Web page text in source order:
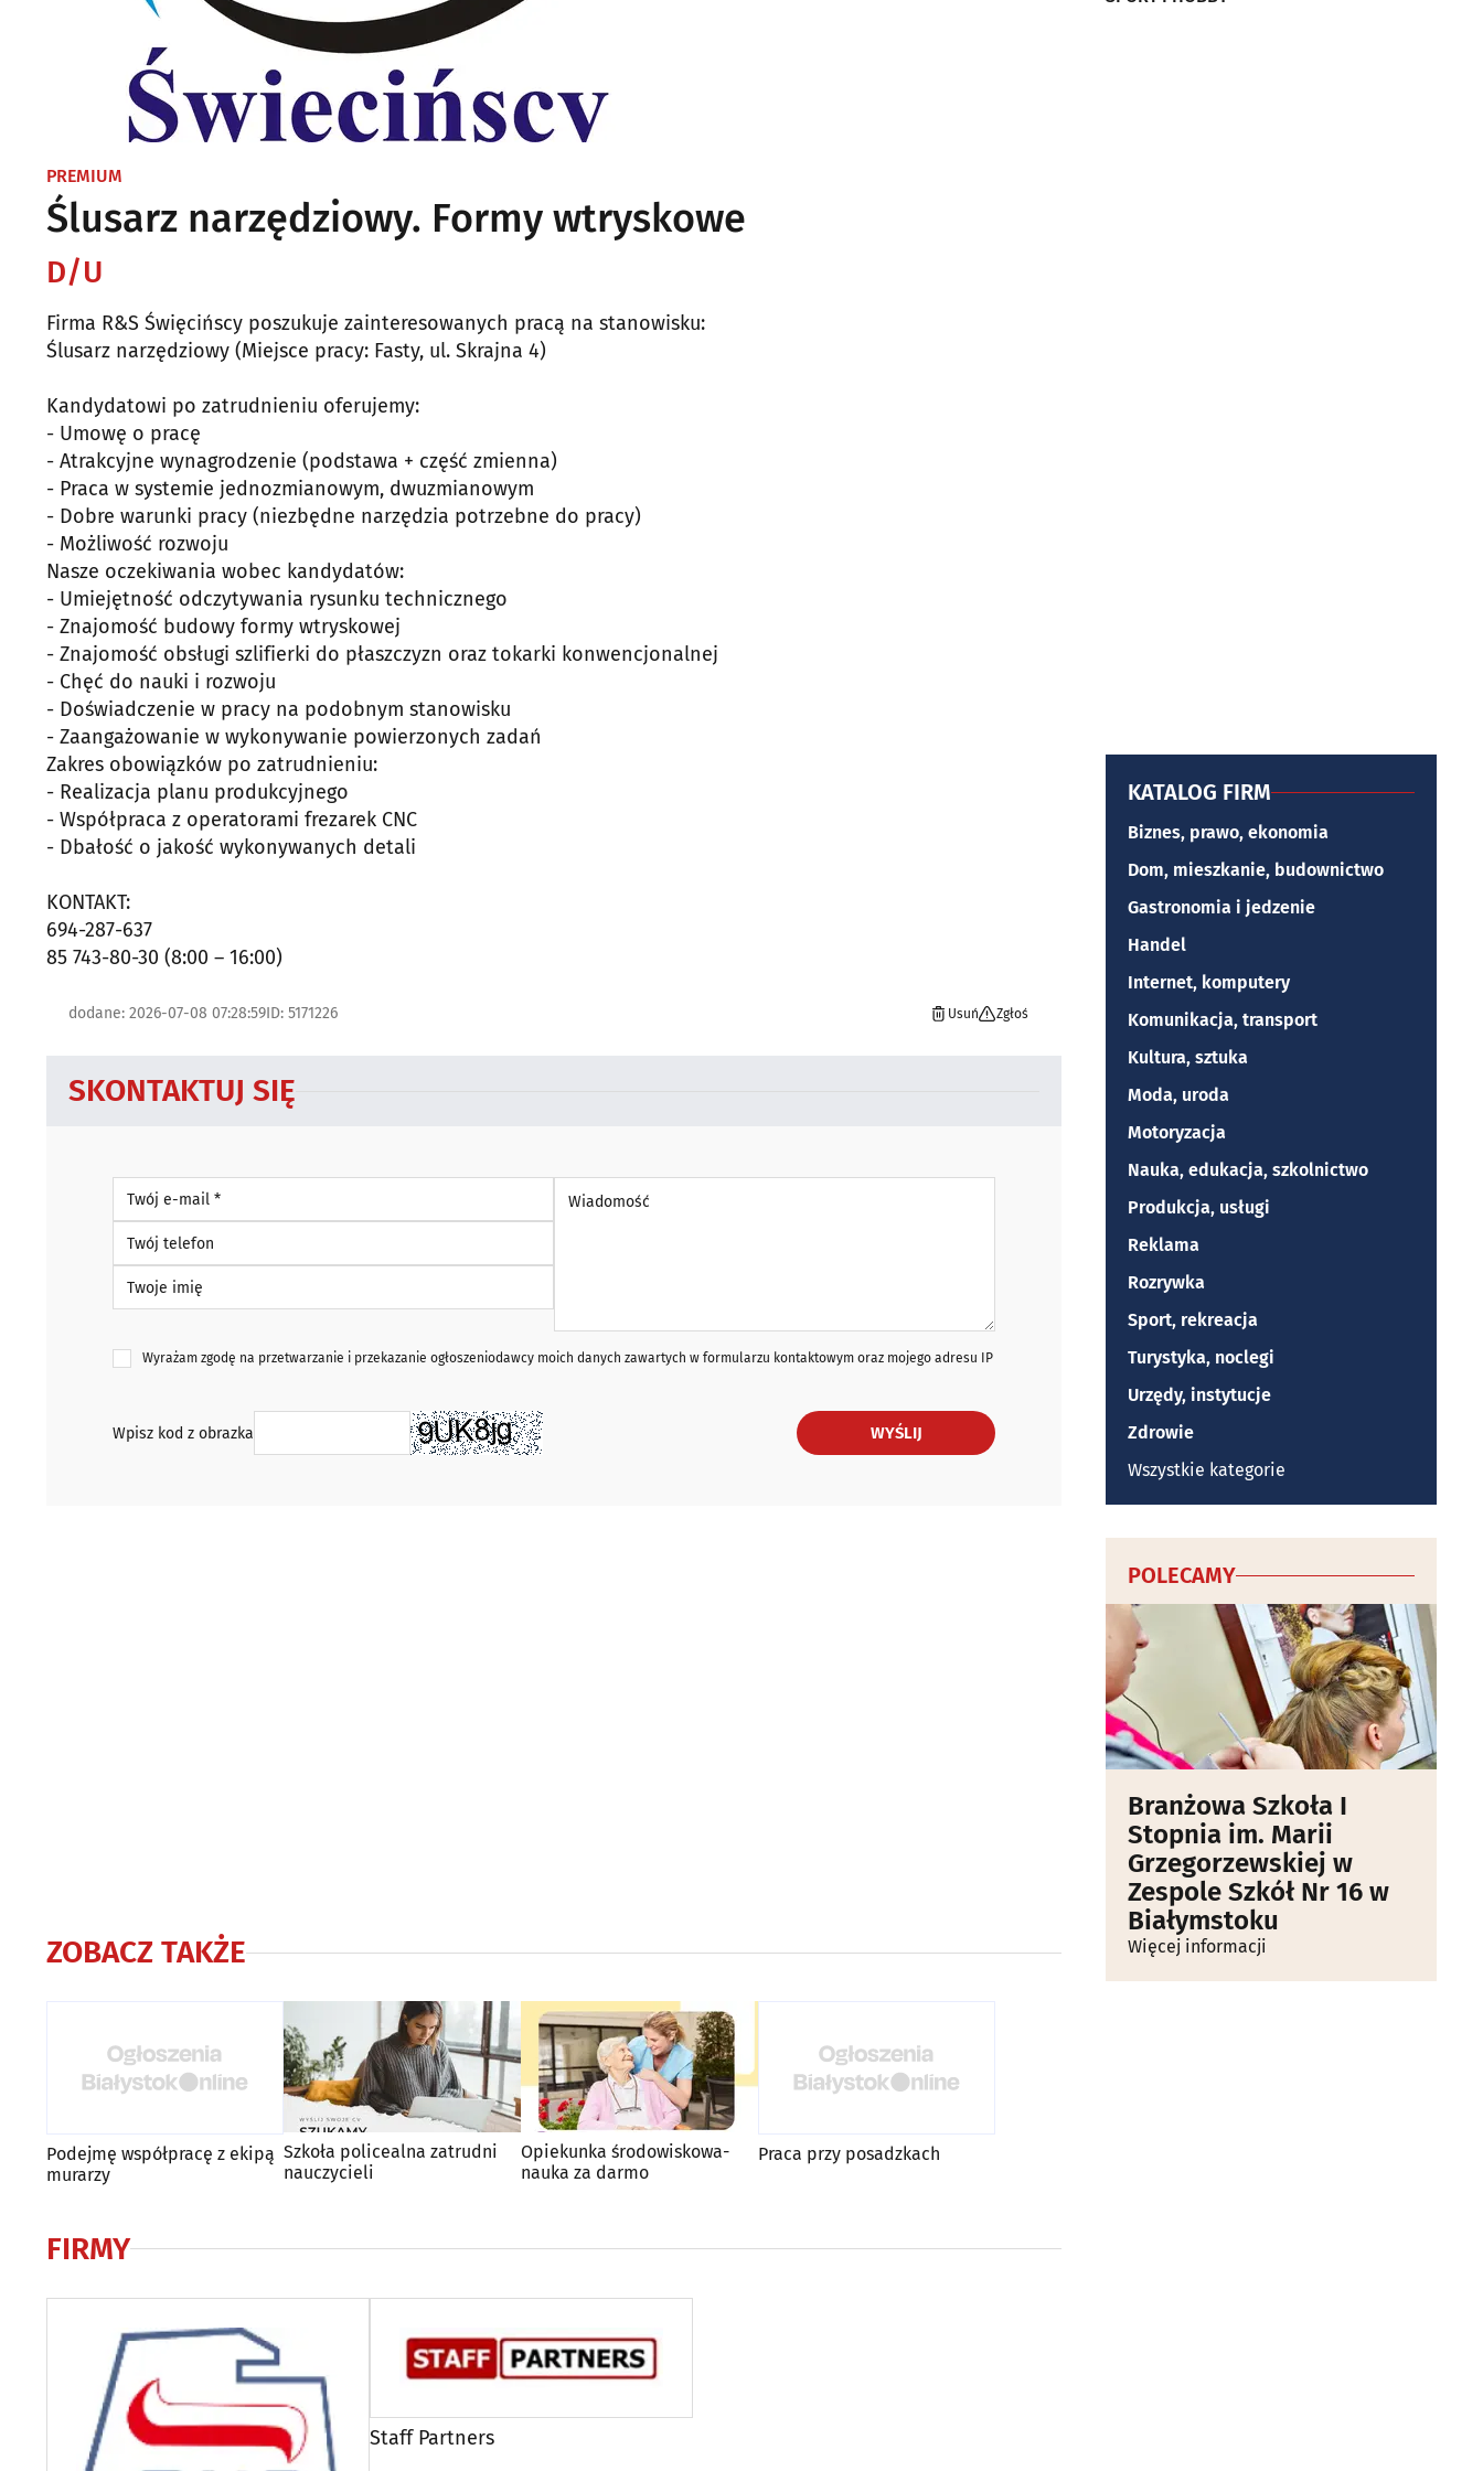
PREMIUM
Ślusarz narzędziowy. Formy wtryskowe
D/U
Firma R&S Święcińscy poszukuje zainteresowanych pracą na stanowisku:
Ślusarz narzędziowy (Miejsce pracy: Fasty, ul. Skrajna 4)
Kandydatowi po zatrudnieniu oferujemy:
- Umowę o pracę
- Atrakcyjne wynagrodzenie (podstawa + część zmienna)
- Praca w systemie jednozmianowym, dwuzmianowym
- Dobre warunki pracy (niezbędne narzędzia potrzebne do pracy)
- Możliwość rozwoju
Nasze oczekiwania wobec kandydatów:
- Umiejętność odczytywania rysunku technicznego
- Znajomość budowy formy wtryskowej
- Znajomość obsługi szlifierki do płaszczyzn oraz tokarki konwencjonalnej
- Chęć do nauki i rozwoju
- Doświadczenie w pracy na podobnym stanowisku
- Zaangażowanie w wykonywanie powierzonych zadań
Zakres obowiązków po zatrudnieniu:
- Realizacja planu produkcyjnego
- Współpraca z operatorami frezarek CNC
- Dbałość o jakość wykonywanych detali
KONTAKT:
694-287-637
85 743-80-30 (8:00 – 16:00)
dodane: 2026-07-08 07:28:59ID: 5171226 Usuń Zgłoś
SKONTAKTUJ SIĘ
Wyrażam zgodę na przetwarzanie i przekazanie ogłoszeniodawcy moich danych zawartych w formularzu kontaktowym oraz mojego adresu IP
Wpisz kod z obrazka WYŚLIJ
ZOBACZ TAKŻE
Podejmę współpracę z ekipą
murarzy
Szkoła policealna zatrudni
nauczycieli
Opiekunka środowiskowa-
nauka za darmo
Praca przy posadzkach
FIRMY
Staff Partners
KATALOG FIRM
Biznes, prawo, ekonomia
Dom, mieszkanie, budownictwo
Gastronomia i jedzenie
Handel
Internet, komputery
Komunikacja, transport
Kultura, sztuka
Moda, uroda
Motoryzacja
Nauka, edukacja, szkolnictwo
Produkcja, usługi
Reklama
Rozrywka
Sport, rekreacja
Turystyka, noclegi
Urzędy, instytucje
Zdrowie
Wszystkie kategorie
POLECAMY
Branżowa Szkoła I
Stopnia im. Marii
Grzegorzewskiej w
Zespole Szkół Nr 16 w
Białymstoku
Więcej informacji